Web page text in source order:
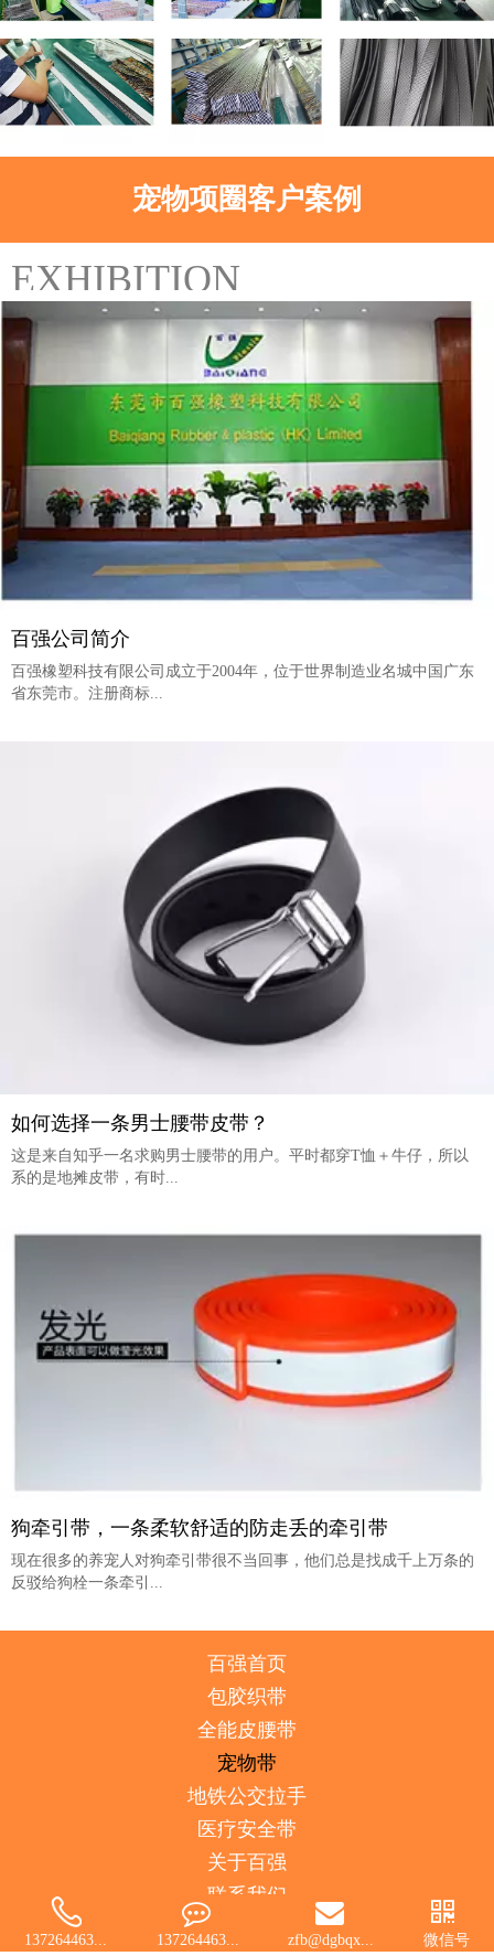
宠物项圈客户案例
EXHIBITION
百强公司简介
百强橡塑科技有限公司成立于2004年，位于世界制造业名城中国广东
省东莞市。注册商标...
如何选择一条男士腰带皮带？
这是来自知乎一名求购男士腰带的用户。平时都穿T恤＋牛仔，所以
系的是地摊皮带，有时...
狗牵引带，一条柔软舒适的防走丢的牵引带
现在很多的养宠人对狗牵引带很不当回事，他们总是找成千上万条的
反驳给狗栓一条牵引...
百强首页
包胶织带
全能皮腰带
宠物带
地铁公交拉手
医疗安全带
关于百强
联系我们
137264463... 137264463... zfb@dgbqx... 微信号